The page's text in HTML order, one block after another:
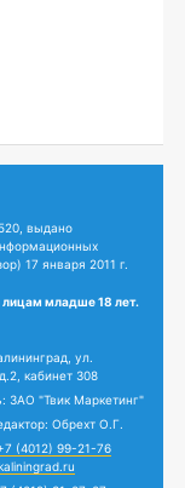
выдано
17 января 2011 г.
лицам младше 18 лет.
ул.
кабинет 308
ЗАО "Твик Маркетинг"
Обрехт О.Г.
(4012) 99-21-76